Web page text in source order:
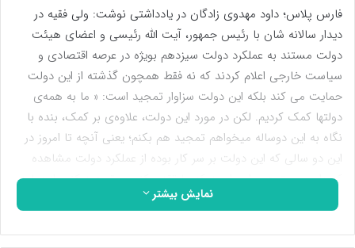
فارس پلاس؛ داود مهدوی زادگان در یادداشتی نوشت: ولی فقیه در
دیدار سالانه شان با رئیس جمهور، آیت الله رئیسی و اعضای هیئت
دولت مستند به عملکرد دولت سیزدهم بویژه در عرصه اقتصادی و
سیاست خارجی اعلام کردند که نه فقط همچون گذشته از این دولت
حمایت می کند بلکه این دولت سزاوار تمجید است: « ما به همه‌ی
دولتها کمک کردیم. لکن در مورد این دولت، علاوه‌ی بر کمک، بنده با
نگاه به این دوساله میخواهم تمجید هم بکنم؛ یعنی آنچه تا امروز در
این دو سالی که این دولت بر سر کار بوده از عملکرد دولت مشاهده
کرده‌ایم، مستوجب این است که ما تقدیر کنیم و تمجید کنیم از دولت»
سیره ولی فقیه همواره بر این اصل جاری بوده است که هر دولتی که
نمایش بیشتر